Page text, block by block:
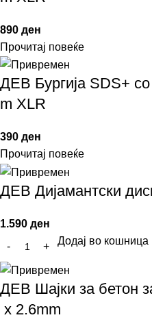
890 ден
Прочитај повеќе
ДЕВ Бургија SDS+
m XLR
390 ден
Прочитај повеќе
ДЕВ Дијамантски
1.590 ден
Додај во кошница
ДЕВ Шајки за бетон
x 2.6mm